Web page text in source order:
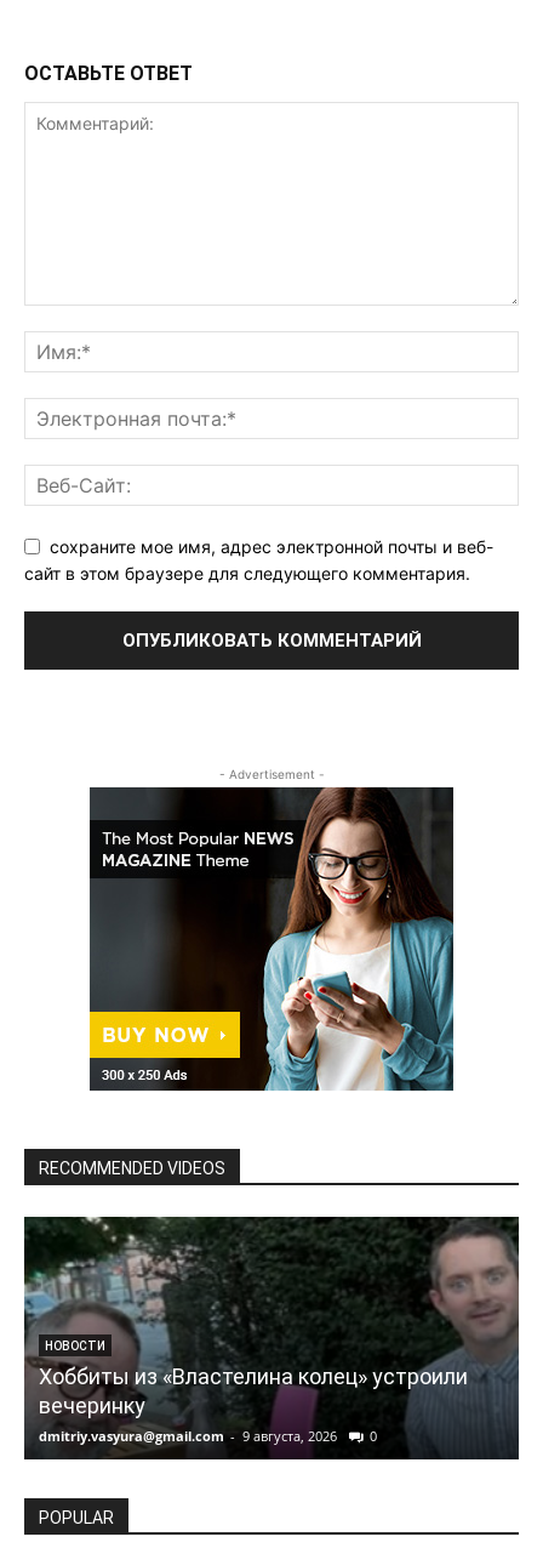
ОСТАВЬТЕ ОТВЕТ
сохраните мое имя, адрес электронной почты и веб-
сайт в этом браузере для следующего комментария.
- Advertisement -
RECOMMENDED VIDEOS
НОВОСТИ
Хоббиты из «Властелина колец» устроили
вечеринку
dmitriy.vasyura@gmail.com - 9 августа, 2026 0
POPULAR